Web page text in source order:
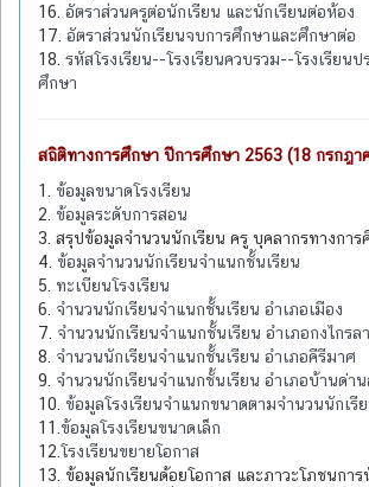
16. อัตราส่วนครูต่อนักเรียน และนักเรียนต่อห้อง
17. อัตราส่วนนักเรียนจบการศึกษาและศึกษาต่อ
18. รหัสโรงเรียน--โรงเรียนควบรวม--โรงเรียนป
ศึกษา
สถิติทางการศึกษา ปีการศึกษา 2563 (18 กรกฎา
1. ข้อมูลขนาดโรงเรียน
2. ข้อมูลระดับการสอน
3. สรุปข้อมูลจำนวนนักเรียน ครู บุคลากรทางการ
4. ข้อมูลจำนวนนักเรียนจำแนกชั้นเรียน
5. ทะเบียนโรงเรียน
6. จำนวนนักเรียนจำแนกชั้นเรียน อำเภอเมือง
7. จำนวนนักเรียนจำแนกชั้นเรียน อำเภอกงไกรล
8. จำนวนนักเรียนจำแนกชั้นเรียน อำเภอคีรีมาศ
9. จำนวนนักเรียนจำแนกชั้นเรียน อำเภอบ้านด่า
10. ข้อมูลโรงเรียนจำแนกขนาดตามจำนวนนักเรี
11. ข้อมูลโรงเรียนขนาดเล็ก
12. โรงเรียนขยายโอกาส
13. ข้อมูลนักเรียนด้อยโอกาส และภาวะโภชนการ